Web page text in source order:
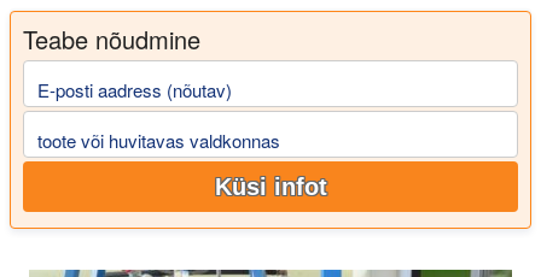
Teabe nõudmine
E-posti aadress (nõutav)
toote või huvitavas valdkonnas
Küsi infot